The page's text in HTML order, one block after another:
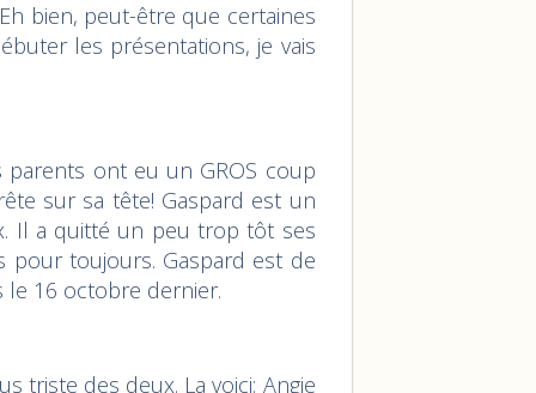
bien, peut-être que certaines
les présentations, je vais
ont eu un GROS coup
sur sa tête! Gaspard est un
Il a quitté un peu trop tôt ses
pour toujours. Gaspard est de
16 octobre dernier.
triste des deux. La voici: Angie